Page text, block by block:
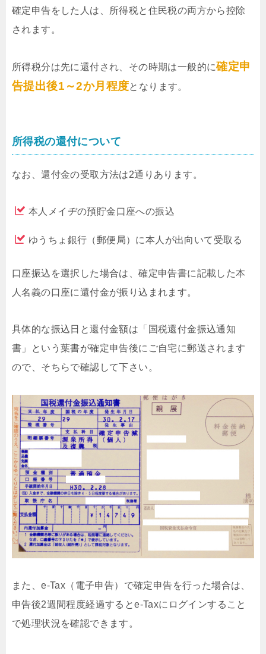
確定申告をした人は、所得税と住民税の両方から控除
されます。
所得税分は先に還付され、その時期は一般的に確定申
告提出後1～2か月程度となります。
所得税の還付について
なお、還付金の受取方法は2通りあります。
本人メイヂの預貯金口座への振込
ゆうちょ銀行（郵便局）に本人が出向いて受取る
口座振込を選択した場合は、確定申告書に記載した本
人名義の口座に還付金が振り込まれます。
具体的な振込日と還付金額は「国税還付金振込通知
書」という葉書が確定申告後にご自宅に郵送されます
ので、そちらで確認して下さい。
また、e-Tax（電子申告）で確定申告を行った場合は、
申告後2週間程度経過するとe-Taxにログインすること
で処理状況を確認できます。